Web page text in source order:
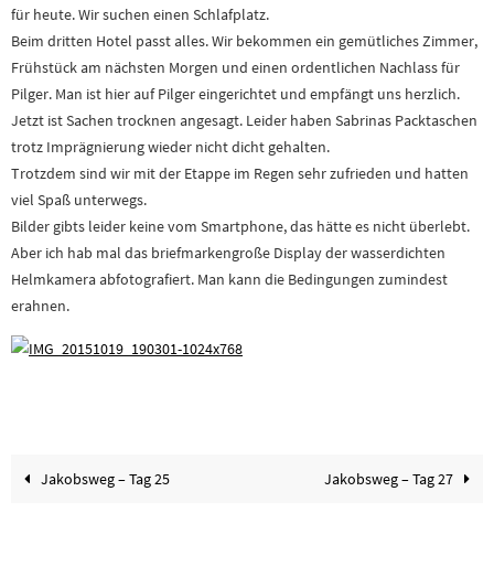
für heute. Wir suchen einen Schlafplatz.
Beim dritten Hotel passt alles. Wir bekommen ein gemütliches Zimmer,
Frühstück am nächsten Morgen und einen ordentlichen Nachlass für
Pilger. Man ist hier auf Pilger eingerichtet und empfängt uns herzlich.
Jetzt ist Sachen trocknen angesagt. Leider haben Sabrinas Packtaschen
trotz Imprägnierung wieder nicht dicht gehalten.
Trotzdem sind wir mit der Etappe im Regen sehr zufrieden und hatten
viel Spaß unterwegs.
Bilder gibts leider keine vom Smartphone, das hätte es nicht überlebt.
Aber ich hab mal das briefmarkengroße Display der wasserdichten
Helmkamera abfotografiert. Man kann die Bedingungen zumindest
erahnen.
Jakobsweg – Tag 25 Jakobsweg – Tag 27